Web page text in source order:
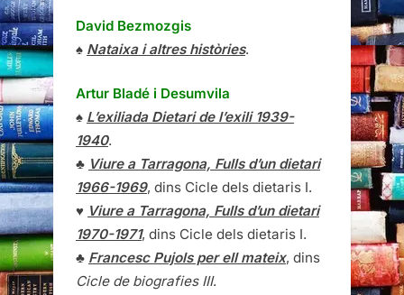
David Bezmozgis
♠ Nataixa i altres històries.
Artur Bladé i Desumvila
♠ L’exiliada Dietari de l’exili 1939-
1940.
♣ Viure a Tarragona, Fulls d’un dietari
1966-1969, dins Cicle dels dietaris I.
♥ Viure a Tarragona, Fulls d’un dietari
1970-1971, dins Cicle dels dietaris I.
♣ Francesc Pujols per ell mateix, dins
Cicle de biografies III.